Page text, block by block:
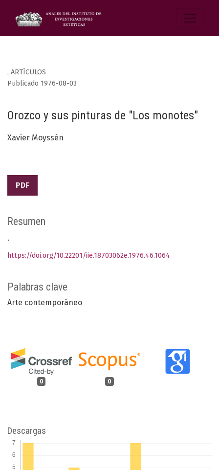
, ARTÍCULOS
Orozco y sus pinturas de "Los monotes"
Publicado 1976-08-03
Xavier Moyssén
PDF
Palabras clave
Arte contemporáneo
0 0
Resumen
.
https://doi.org/10.22201/iie.18703062e.1976.46.1064
Descargas